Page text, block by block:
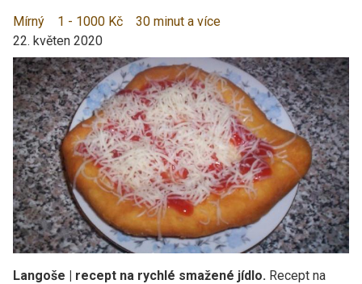
Mírný 1 - 1000 Kč
30 minut a více
22. květen 2020
Langoše | recept na rychlé smažené jídlo. Recept na